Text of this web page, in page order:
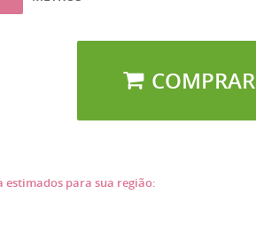
COMPRAR
estimados para sua região: